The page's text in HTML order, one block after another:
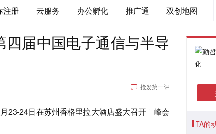
注册 云服务 办公孵化 推广通 双创地图
届中国电子通信与半导
抢发第一评
23-24日在苏州香格里拉大酒店盛大召开！峰会
TA的